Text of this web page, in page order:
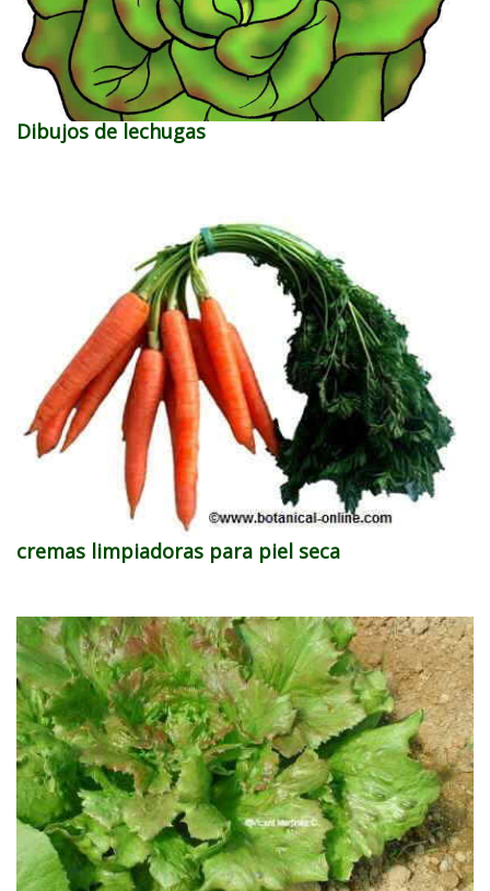
Dibujos de lechugas
cremas limpiadoras para piel seca